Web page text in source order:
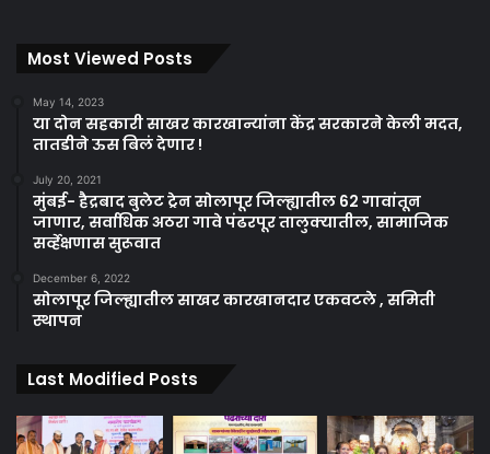
Most Viewed Posts
May 14, 2023
या दोन सहकारी साखर कारखान्यांना केंद्र सरकारने केली मदत,
तातडीने ऊस बिलं देणार !
July 20, 2021
मुंबई- हैद्रबाद बुलेट ट्रेन सोलापूर जिल्ह्यातील 62 गावांतून
जाणार, सर्वाधिक अठरा गावे पंढरपूर तालुक्यातील, सामाजिक
सर्व्हेक्षणास सुरूवात
December 6, 2022
सोलापूर जिल्ह्यातील साखर कारखानदार एकवटले , समिती
स्थापन
Last Modified Posts